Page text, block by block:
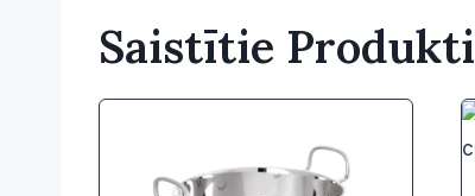
Saistītie Produkti